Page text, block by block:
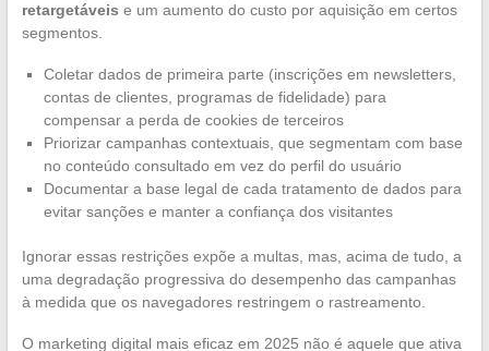
retargetáveis e um aumento do custo por aquisição em certos
segmentos.
Coletar dados de primeira parte (inscrições em newsletters,
contas de clientes, programas de fidelidade) para
compensar a perda de cookies de terceiros
Priorizar campanhas contextuais, que segmentam com base
no conteúdo consultado em vez do perfil do usuário
Documentar a base legal de cada tratamento de dados para
evitar sanções e manter a confiança dos visitantes
Ignorar essas restrições expõe a multas, mas, acima de tudo, a
uma degradação progressiva do desempenho das campanhas
à medida que os navegadores restringem o rastreamento.
O marketing digital mais eficaz em 2025 não é aquele que ativa